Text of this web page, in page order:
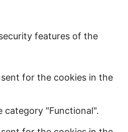
features of the
for the cookies in the
category "Functional".